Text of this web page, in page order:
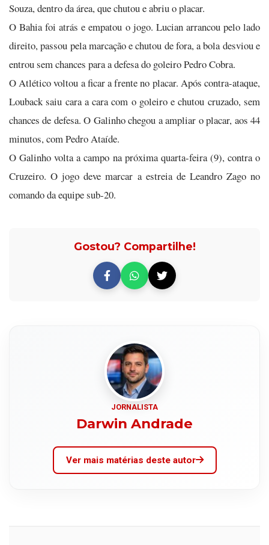
Souza, dentro da área, que chutou e abriu o placar.
O Bahia foi atrás e empatou o jogo. Lucian arrancou pelo lado
direito, passou pela marcação e chutou de fora, a bola desviou e
entrou sem chances para a defesa do goleiro Pedro Cobra.
O Atlético voltou a ficar a frente no placar. Após contra-ataque,
Louback saiu cara a cara com o goleiro e chutou cruzado, sem
chances de defesa. O Galinho chegou a ampliar o placar, aos 44
minutos, com Pedro Ataíde.
O Galinho volta a campo na próxima quarta-feira (9), contra o
Cruzeiro. O jogo deve marcar a estreia de Leandro Zago no
comando da equipe sub-20.
Gostou? Compartilhe!
JORNALISTA
Darwin Andrade
Ver mais matérias deste autor